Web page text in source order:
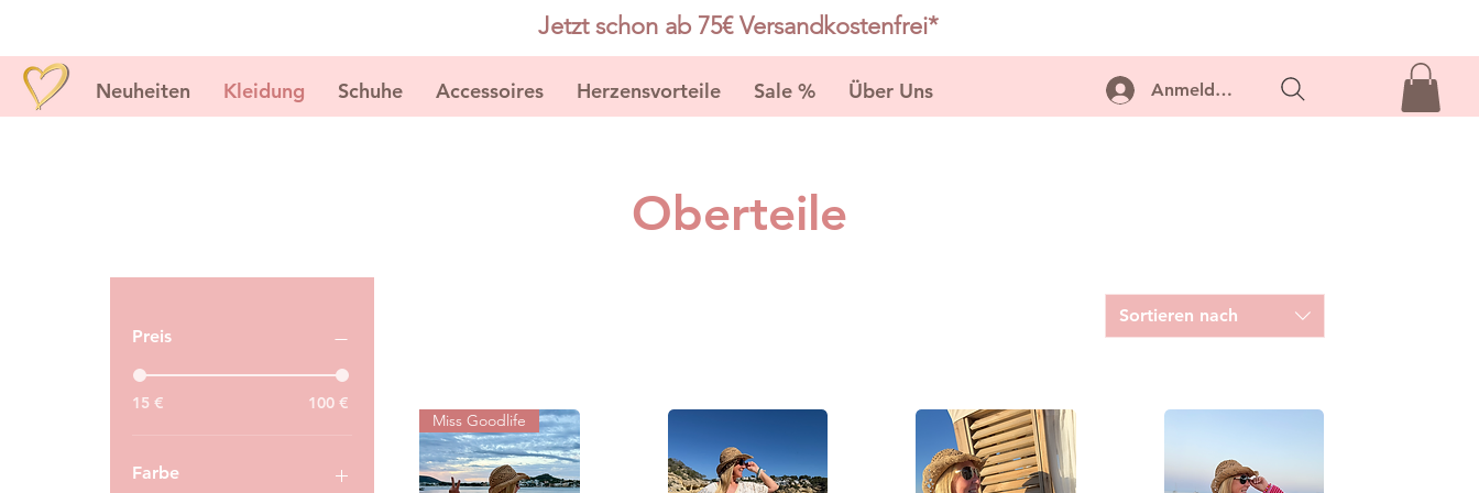
Jetzt schon ab 75€ Versandkostenfrei*
Neuheiten Kleidung Schuhe Accessoires Herzensvorteile Sale % Über Uns Anmelden...
Oberteile
Preis
15 € 100 €
Farbe
Sortieren nach
Miss Goodlife